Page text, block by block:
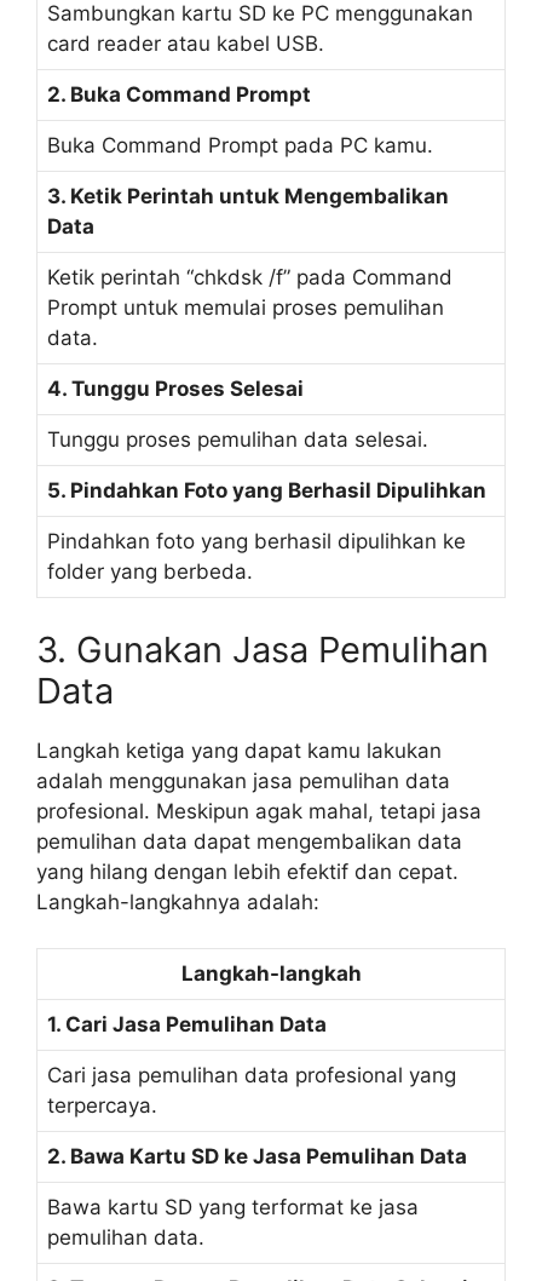
Sambungkan kartu SD ke PC menggunakan
card reader atau kabel USB.
2. Buka Command Prompt
Buka Command Prompt pada PC kamu.
3. Ketik Perintah untuk Mengembalikan
Data
Ketik perintah “chkdsk /f” pada Command
Prompt untuk memulai proses pemulihan
data.
4. Tunggu Proses Selesai
Tunggu proses pemulihan data selesai.
5. Pindahkan Foto yang Berhasil Dipulihkan
Pindahkan foto yang berhasil dipulihkan ke
folder yang berbeda.
3. Gunakan Jasa Pemulihan
Data
Langkah ketiga yang dapat kamu lakukan
adalah menggunakan jasa pemulihan data
profesional. Meskipun agak mahal, tetapi jasa
pemulihan data dapat mengembalikan data
yang hilang dengan lebih efektif dan cepat.
Langkah-langkahnya adalah:
Langkah-langkah
1. Cari Jasa Pemulihan Data
Cari jasa pemulihan data profesional yang
terpercaya.
2. Bawa Kartu SD ke Jasa Pemulihan Data
Bawa kartu SD yang terformat ke jasa
pemulihan data.